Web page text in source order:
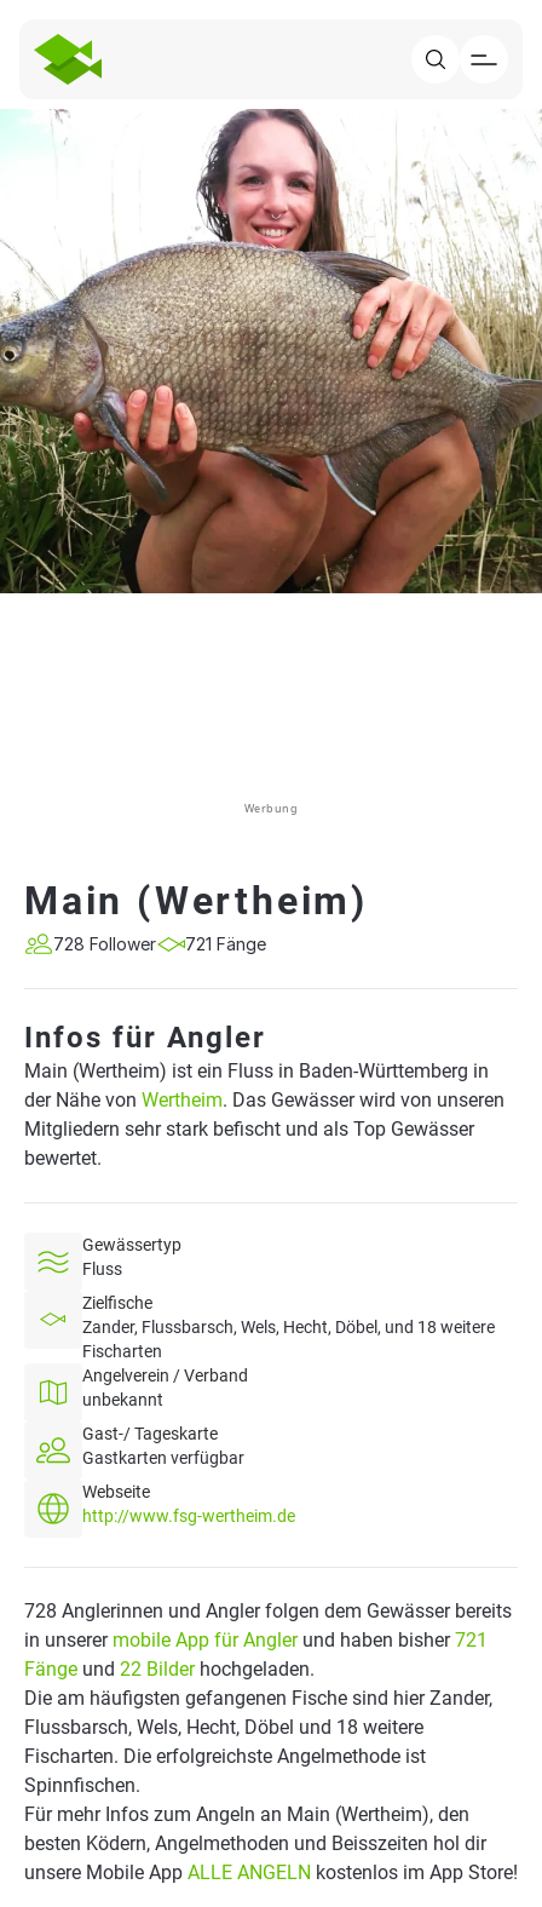
Werbung
Main (Wertheim)
728 Follower 721 Fänge
Infos für Angler
Main (Wertheim) ist ein Fluss in Baden-Württemberg in
der Nähe von Wertheim. Das Gewässer wird von unseren
Mitgliedern sehr stark befischt und als Top Gewässer
bewertet.
Gewässertyp
Fluss
Zielfische
Zander, Flussbarsch, Wels, Hecht, Döbel, und 18 weitere
Fischarten
Angelverein / Verband
unbekannt
Gast-/ Tageskarte
Gastkarten verfügbar
Webseite
http://www.fsg-wertheim.de
728 Anglerinnen und Angler folgen dem Gewässer bereits
in unserer mobile App für Anglerund haben bisher721
Fänge und 22 Bilderhochgeladen.
Die am häufigsten gefangenen Fische sind hier Zander,
Flussbarsch, Wels, Hecht, Döbel und 18 weitere
Fischarten. Die erfolgreichste Angelmethode ist
Spinnfischen.
Für mehr Infos zum Angeln an Main (Wertheim), den
besten Ködern, Angelmethoden und Beisszeiten hol dir
unsere Mobile App ALLE ANGELN kostenlos im App Store!